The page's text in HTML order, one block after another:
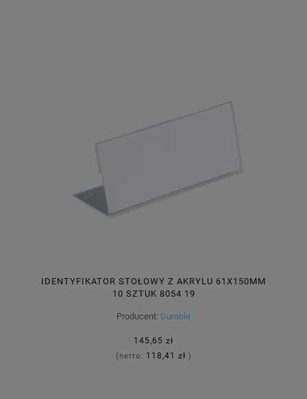
IDENTYFIKATOR STOŁOWY Z AKRYLU 61X150MM
10 SZTUK 8054 19
Producent: Durable
145,65 zł
(netto: 118,41 zł )